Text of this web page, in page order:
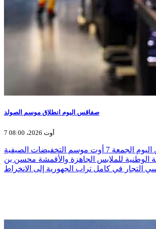
صفاقس اليوم انطلاق موسم الصولد
7 أوت 2026، 08:00
ينطلق بداية من اليوم الجمعة 7 أوت موسم التخفيضات الصيفية
الوطنية للملابس الجاهزة والأقمشة محسن بن